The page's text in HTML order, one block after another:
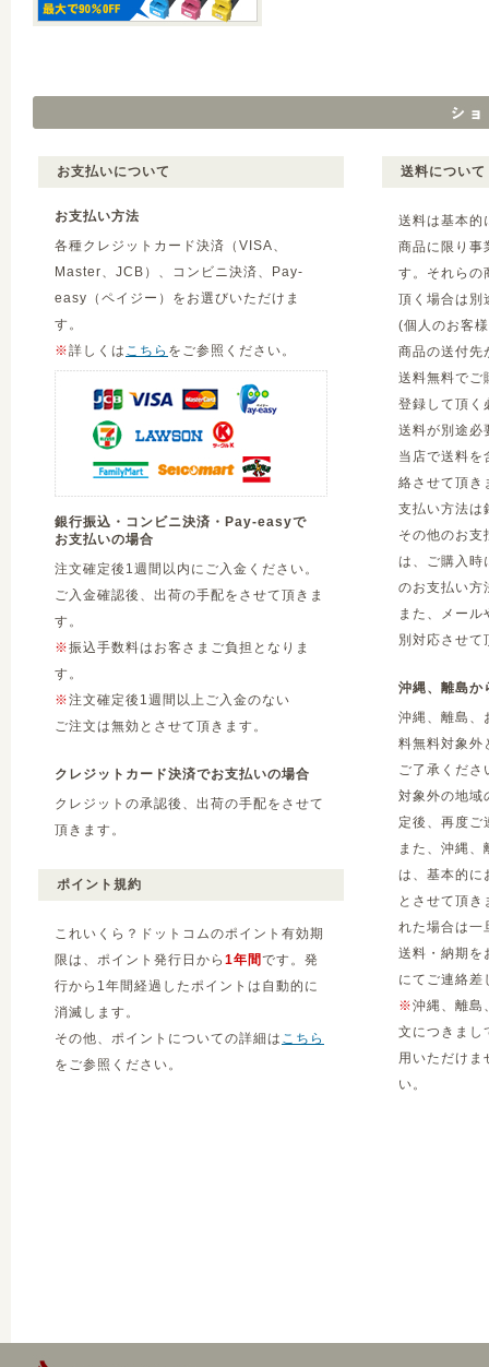
お支払いについて
お支払い方法
各種クレジットカード決済（VISA、
Master、JCB）、コンビニ決済、Pay-
easy（ペイジー）をお選びいただけま
す。
※詳しくは こちら をご参照ください。
銀行振込・コンビニ決済・Pay-easyで
お支払いの場合
注文確定後1週間以内にご入金ください。
ご入金確認後、出荷の手配をさせて頂きま
す。
※振込手数料はお客さまご負担となりま
す。
※注文確定後1週間以上ご入金のない
ご注文は無効とさせて頂きます。
クレジットカード決済でお支払いの場合
クレジットの承認後、出荷の手配をさせて
頂きます。
ポイント規約
これいくら？ドットコムのポイント有効期
限は、ポイント発行日から 1年間です。発
行から1年間経過したポイントは自動的に
消滅します。
その他、ポイントについての詳細は こちら
をご参照ください。
送料について
送料は基本的
商品に限り事
す。それらの
頂く場合は別
(個人のお客
商品の送付先
送料無料でご
登録して頂く
送料が別途必
当店で送料を
絡させて頂き
支払い方法は
その他のお支
は、ご購入時
のお支払い方
また、メー
別対応させて
沖縄、離島か
沖縄、離島、
料無料対象外
ご了承くださ
対象外の地域
定後、再度ご
また、沖縄
は、基本的に
とさせて頂
れた場合は一
送料・納期を
にてご連絡差
※沖縄、離島
文につきまし
用いただけま
い。